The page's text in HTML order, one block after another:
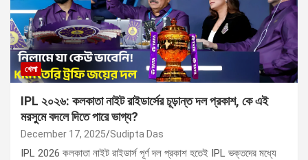
খেলা
IPL ২০২৬: কলকাতা নাইট রাইডার্সের চূড়ান্ত দল প্রকাশ, কে এই
মরসুমে বদলে দিতে পারে ভাগ্য?
December 17, 2025 Sudipta Das
IPL 2026 কলকাতা নাইট রাইডার্স পূর্ণ দল প্রকাশ হতেই IPL ভক্তদের মধ্যে